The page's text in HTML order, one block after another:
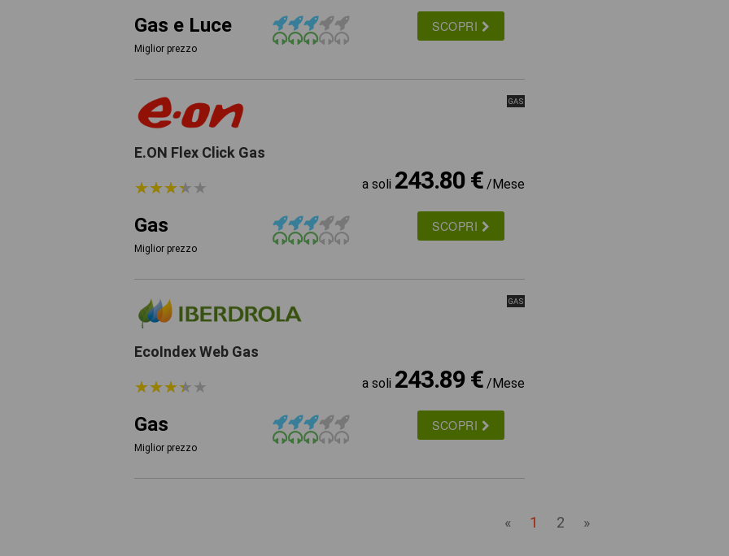
Gas e Luce
Miglior prezzo
SCOPRI
GAS
E.ON Flex Click Gas
★★★★★
★★★★★ a soli 243.80 € /Mese
Gas
Miglior prezzo
SCOPRI
GAS
EcoIndex Web Gas
★★★★★
★★★★★ a soli 243.89 € /Mese
Gas
Miglior prezzo
SCOPRI
« 1 2 »